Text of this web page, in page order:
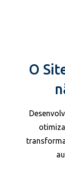
O